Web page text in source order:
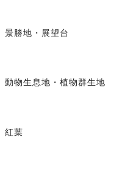
景勝地・展望台
動物生息地・植物群生地
紅葉